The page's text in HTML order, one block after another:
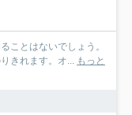
ことはないでしょう。
きれます。オ...
もっと